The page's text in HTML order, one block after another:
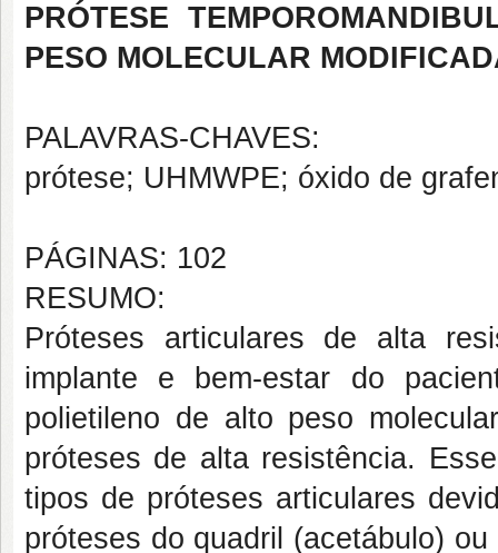
PRÓTESE
PESO MOLECULAR
PALAVRAS-CHAVES:
prótese; UHMWPE; óxido de
PÁGINAS: 102
RESUMO:
Próteses articulares de alta
implante e bem-estar do
polietileno de alto peso
próteses de alta resistência.
tipos de próteses articulares
próteses do quadril (acetábulo)